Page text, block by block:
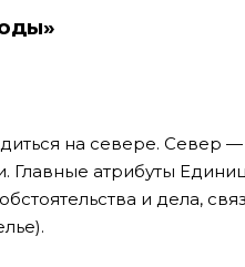
на севере. Север
Главные атрибуты
и дела,